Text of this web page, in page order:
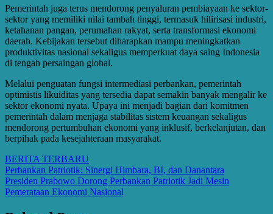
Pemerintah juga terus mendorong penyaluran pembiayaan ke sektor-
sektor yang memiliki nilai tambah tinggi, termasuk hilirisasi industri,
ketahanan pangan, perumahan rakyat, serta transformasi ekonomi
daerah. Kebijakan tersebut diharapkan mampu meningkatkan
produktivitas nasional sekaligus memperkuat daya saing Indonesia
di tengah persaingan global.
Melalui penguatan fungsi intermediasi perbankan, pemerintah
optimistis likuiditas yang tersedia dapat semakin banyak mengalir ke
sektor ekonomi nyata. Upaya ini menjadi bagian dari komitmen
pemerintah dalam menjaga stabilitas sistem keuangan sekaligus
mendorong pertumbuhan ekonomi yang inklusif, berkelanjutan, dan
berpihak pada kesejahteraan masyarakat.
BERITA TERBARU
Post
navigation
Perbankan Patriotik: Sinergi Himbara, BI, dan Danantara
Presiden Prabowo Dorong Perbankan Patriotik Jadi Mesin
Pemerataan Ekonomi Nasional